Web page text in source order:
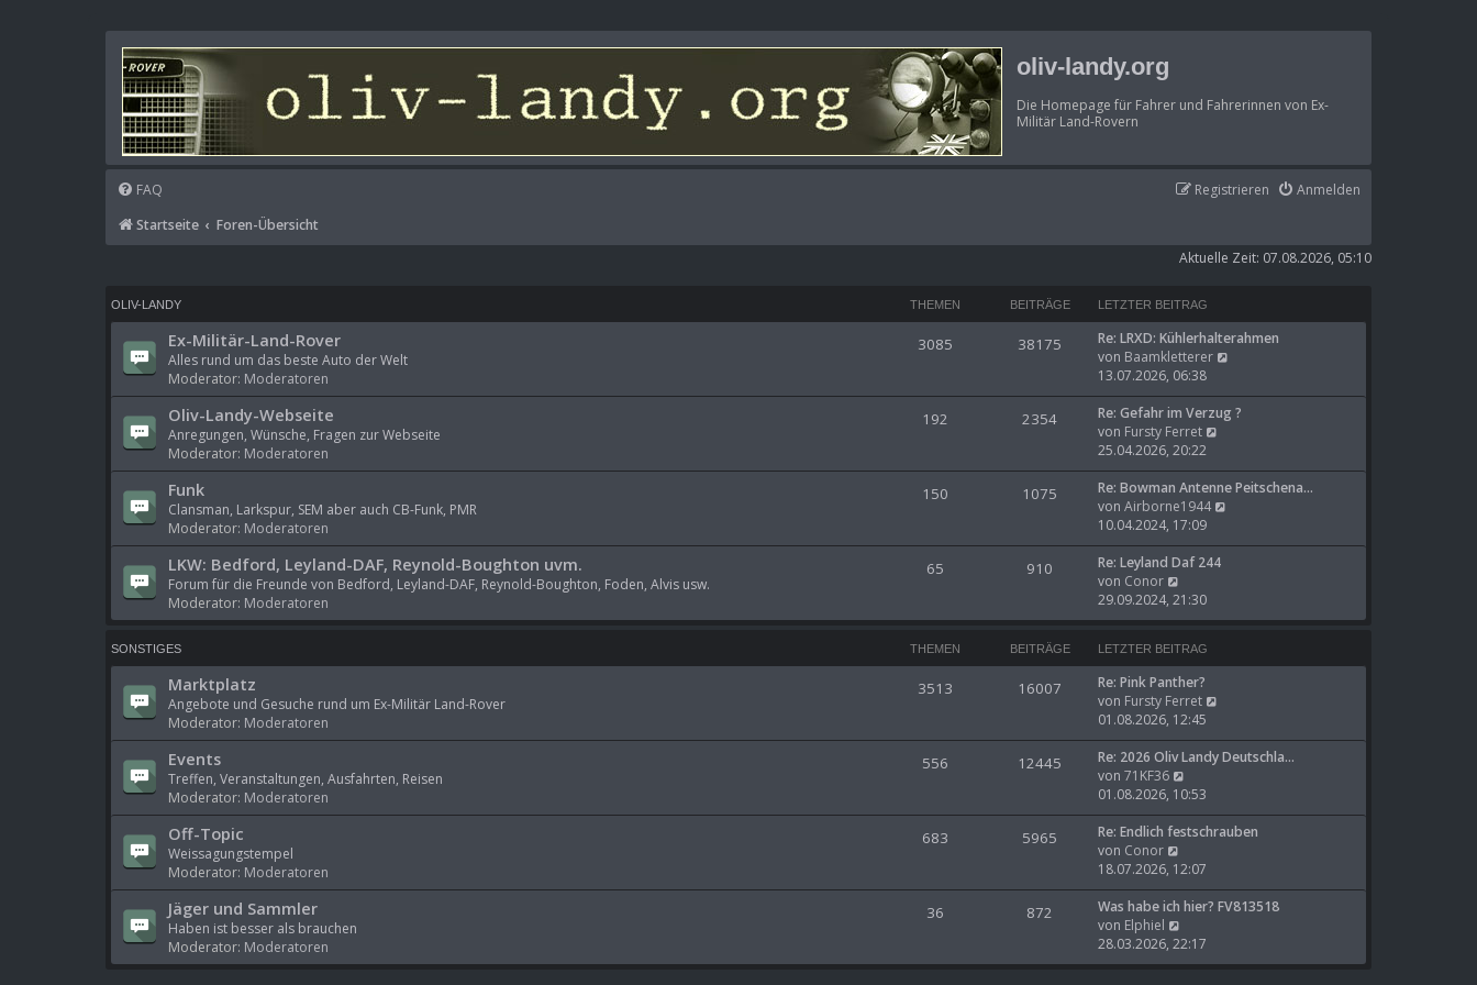
oliv-landy.org
Die Homepage für Fahrer und Fahrerinnen von Ex-
Militär Land-Rovern
FAQ Anmelden
Registrieren
Startseite
Foren-Übersicht
Aktuelle Zeit: 07.08.2026, 05:10
OLIV-LANDY THEMEN BEITRÄGE LETZTER BEITRAG
Ex-Militär-Land-Rover
Alles rund um das beste Auto der Welt
Moderator: Moderatoren
3085 38175
Re: LRXD: Kühlerhalterahmen
von Baamkletterer
u
e
e
r
i
g
13.07.2026, 06:38
Oliv-Landy-Webseite
Anregungen, Wünsche, Fragen zur Webseite
Moderator: Moderatoren
192 2354
Re: Gefahr im Verzug ?
von Fursty Ferret
u
e
s
e
r
i
25.04.2026, 20:22
Funk
Clansman, Larkspur, SEM aber auch CB-Funk, PMR
Moderator: Moderatoren
150 1075
Re: Bowman Antenne Peitschena…
von Airborne1944
u
e
a
g
10.04.2024, 17:09
LKW: Bedford, Leyland-DAF, Reynold-Boughton uvm.
Forum für die Freunde von Bedford, Leyland-DAF, Reynold-Boughton, Foden, Alvis usw.
Moderator: Moderatoren
65 910
Re: Leyland Daf 244
von Conor
e
u
s
t
e
r
B
e
i
t
r
g
29.09.2024, 21:30
SONSTIGES THEMEN BEITRÄGE LETZTER BEITRAG
Marktplatz
Angebote und Gesuche rund um Ex-Militär Land-Rover
Moderator: Moderatoren
3513 16007
Re: Pink Panther?
von Fursty Ferret
u
e
e
r
i
t
g
01.08.2026, 12:45
Events
Treffen, Veranstaltungen, Ausfahrten, Reisen
Moderator: Moderatoren
556 12445
Re: 2026 Oliv Landy Deutschla…
von 71KF36
e
u
e
t
e
r
e
i
01.08.2026, 10:53
Off-Topic
Weissagungstempel
Moderator: Moderatoren
683 5965
Re: Endlich festschrauben
von Conor
e
u
e
t
e
18.07.2026, 12:07
Jäger und Sammler
Haben ist besser als brauchen
Moderator: Moderatoren
36 872
Was habe ich hier? FV813518
von Elphiel
e
u
28.03.2026, 22:17